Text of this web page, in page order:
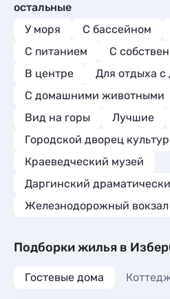
остальные
У моря
С бассейном
С питанием
С
В центре
Для отдыха с
С домашними животными
Вид на горы
Лучшие
Городской дворец
Краеведческий музей
Даргинский
Железнодорожный вокзал
Подборки жилья в
Гостевые дома